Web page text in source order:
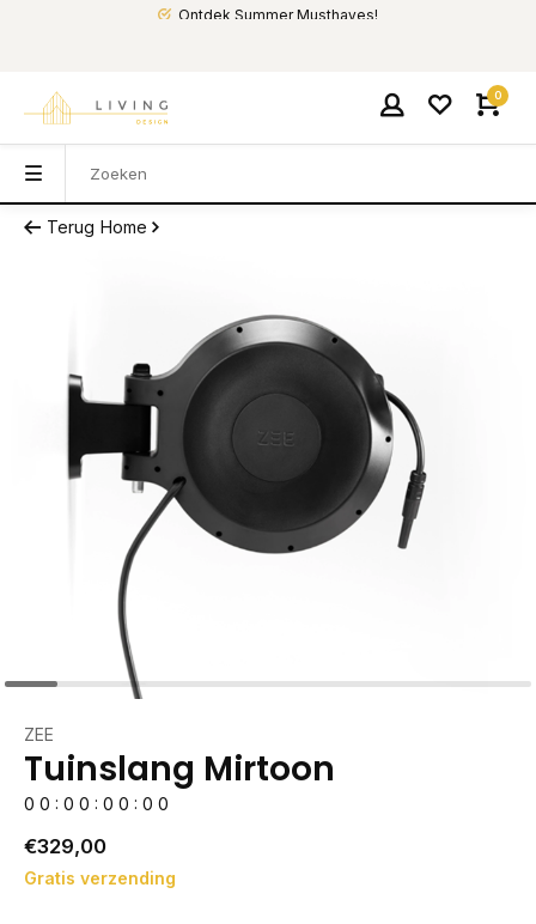
Ontdek Summer Musthaves!
0
Terug Home
ZEE
Tuinslang Mirtoon
0 0 : 0 0 : 0 0 : 0 0
€329,00
Gratis verzending